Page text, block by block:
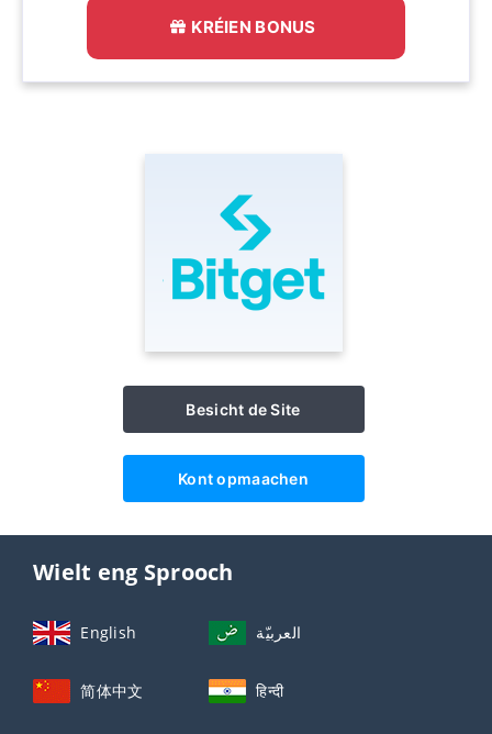
KRÉIEN BONUS
Besicht de Site
Kont opmaachen
Wielt eng Sprooch
English العربيّة
简体中文 हिन्दी